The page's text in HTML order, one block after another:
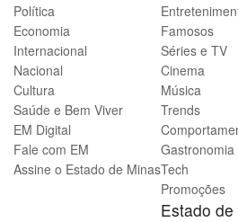
Política
Economia
Internacional
Nacional
Cultura
Saúde e Bem Viver
EM Digital
Fale com EM
Assine o Estado de Minas
Famosos
Séries e TV
Cinema
Música
Trends
Gastronomia
Tech
Promoções
Estado